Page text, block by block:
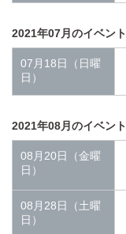
2021年07月のイベント
07月18日（日曜
日）
2021年08月のイベント
08月20日（金曜
日）
08月28日（土曜
日）